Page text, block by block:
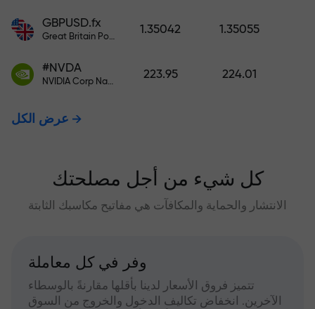
GBPUSD.fx
Great Britain Pound vs US Dollar
1.35042 1.35055
#NVDA
NVIDIA Corp Nasdaq Stock Exchange (Nasdaq) USD
223.95 224.01
عرض الكل
كل شيء من أجل مصلحتك
الانتشار والحماية والمكافآت هي مفاتيح مكاسبك الثابتة
وفر في كل معاملة
تتميز فروق الأسعار لدينا بأقلها مقارنةً بالوسطاء
الآخرين. انخفاض تكاليف الدخول والخروج من السوق